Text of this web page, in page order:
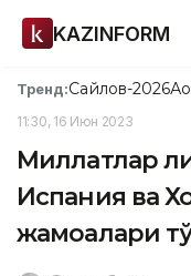
KAZINFORM
Тренд:Сайлов-2026
11:30, 16 Июн 2023
Миллатлар
Испания ва
жамоалари